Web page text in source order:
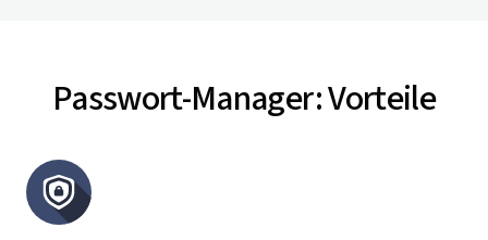
Passwort-Manager: Vorteile